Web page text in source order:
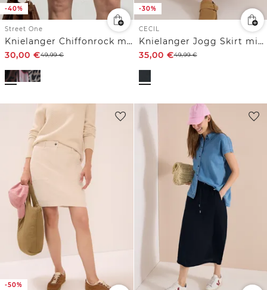
-40%
Street One
Knielanger Chiffonrock mit Print
30,00 €49,99€
-30%
CECIL
Knielanger Jogg Skirt mit feinen Streifen
35,00 €49,99€
-50%